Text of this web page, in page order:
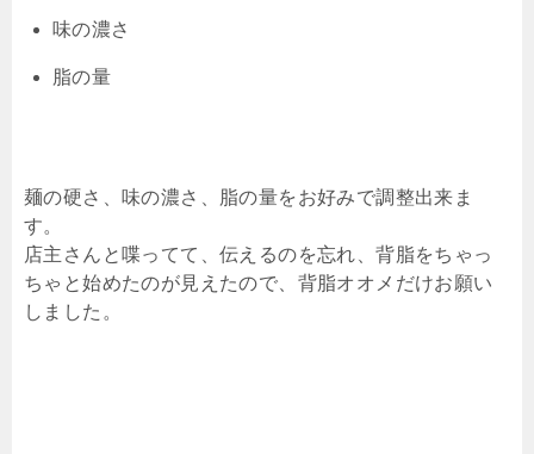
味の濃さ
脂の量
麺の硬さ、味の濃さ、脂の量をお好みで調整出来ま
す。
店主さんと喋ってて、伝えるのを忘れ、背脂をちゃっ
ちゃと始めたのが見えたので、背脂オオメだけお願い
しました。